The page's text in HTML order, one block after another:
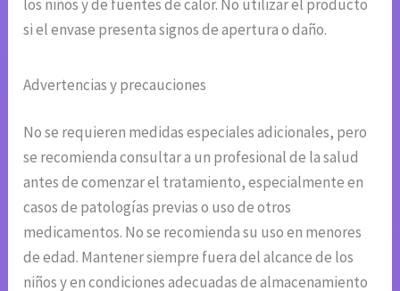
los niños y de fuentes de calor. No utilizar el producto
si el envase presenta signos de apertura o daño.
Advertencias y precauciones
No se requieren medidas especiales adicionales, pero
se recomienda consultar a un profesional de la salud
antes de comenzar el tratamiento, especialmente en
casos de patologías previas o uso de otros
medicamentos. No se recomienda su uso en menores
de edad. Mantener siempre fuera del alcance de los
niños y en condiciones adecuadas de almacenamiento